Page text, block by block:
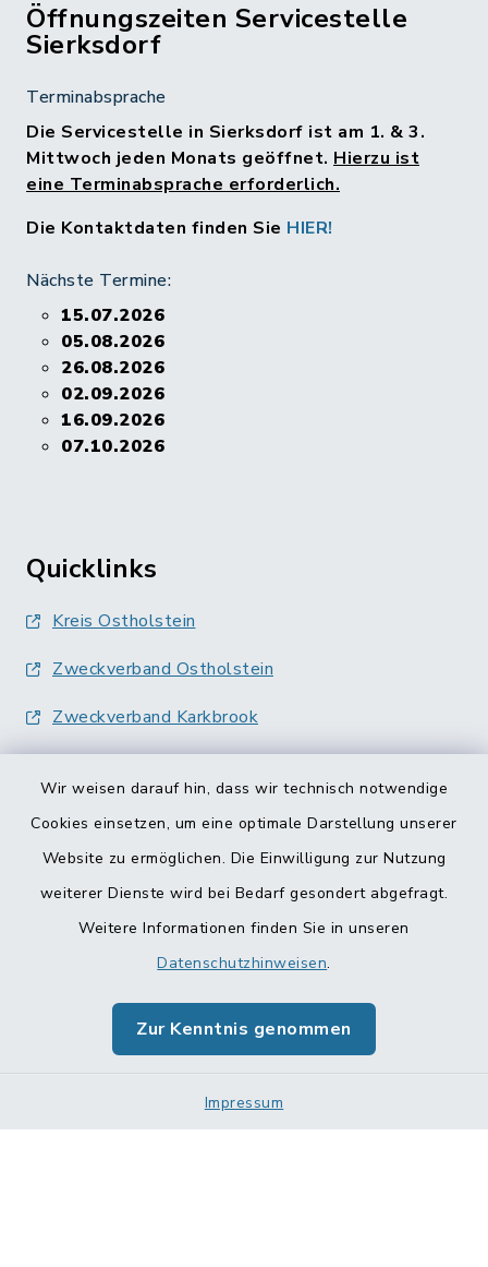
Wir weisen darauf hin, dass wir technisch notwendige
Cookies einsetzen, um eine optimale Darstellung unserer
Website zu ermöglichen. Die Einwilligung zur Nutzung
weiterer Dienste wird bei Bedarf gesondert abgefragt.
Weitere Informationen finden Sie in unseren
Datenschutzhinweisen.
Zur Kenntnis genommen
Impressum
Öffnungszeiten Servicestelle
Sierksdorf
Terminabsprache
Die Servicestelle in Sierksdorf ist am 1. & 3.
Mittwoch jeden Monats geöffnet. Hierzu ist
eine Terminabsprache erforderlich.
Die Kontaktdaten finden Sie HIER!
Nächste Termine:
15.07.2026
05.08.2026
26.08.2026
02.09.2026
16.09.2026
07.10.2026
Quicklinks
Kreis Ostholstein
Zweckverband Ostholstein
Zweckverband Karkbrook
Barrierefreiheit
Impressum
Sitemap